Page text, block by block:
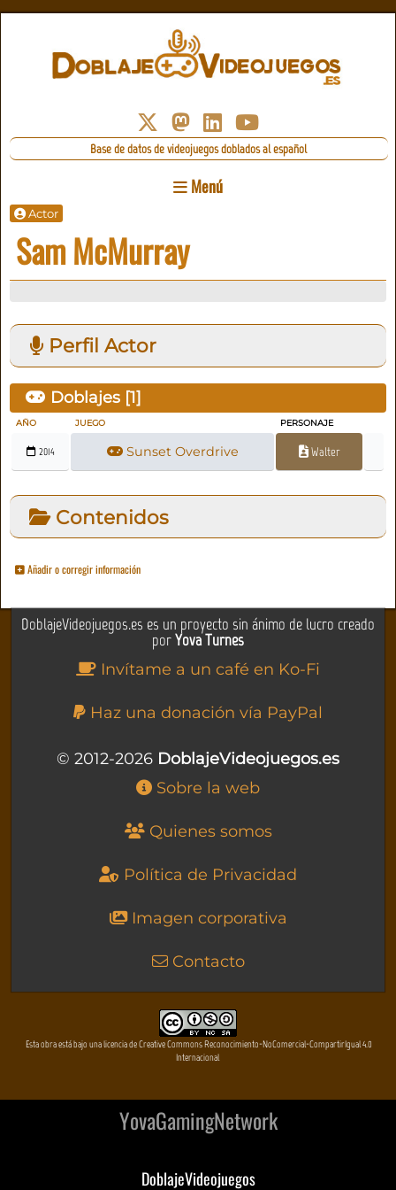
Base de datos de videojuegos doblados al español
Menú
Actor
Sam McMurray
Perfil Actor
Doblajes [1]
AÑO JUEGO PERSONAJE
2014 Sunset Overdrive Walter
Contenidos
Añadir o corregir información
DoblajeVideojuegos.es es un proyecto sin ánimo de lucro creado
porYova Turnes
Invítame a un café en Ko-Fi
Haz una donación vía PayPal
© 2012-2026 DoblajeVideojuegos.es
Sobre la web
Quienes somos
Política de Privacidad
Imagen corporativa
Contacto
Esta obra está bajo una licencia de Creative Commons Reconocimiento-NoComercial-CompartirIgual 4.0
Internacional
YovaGamingNetwork
DoblajeVideojuegos